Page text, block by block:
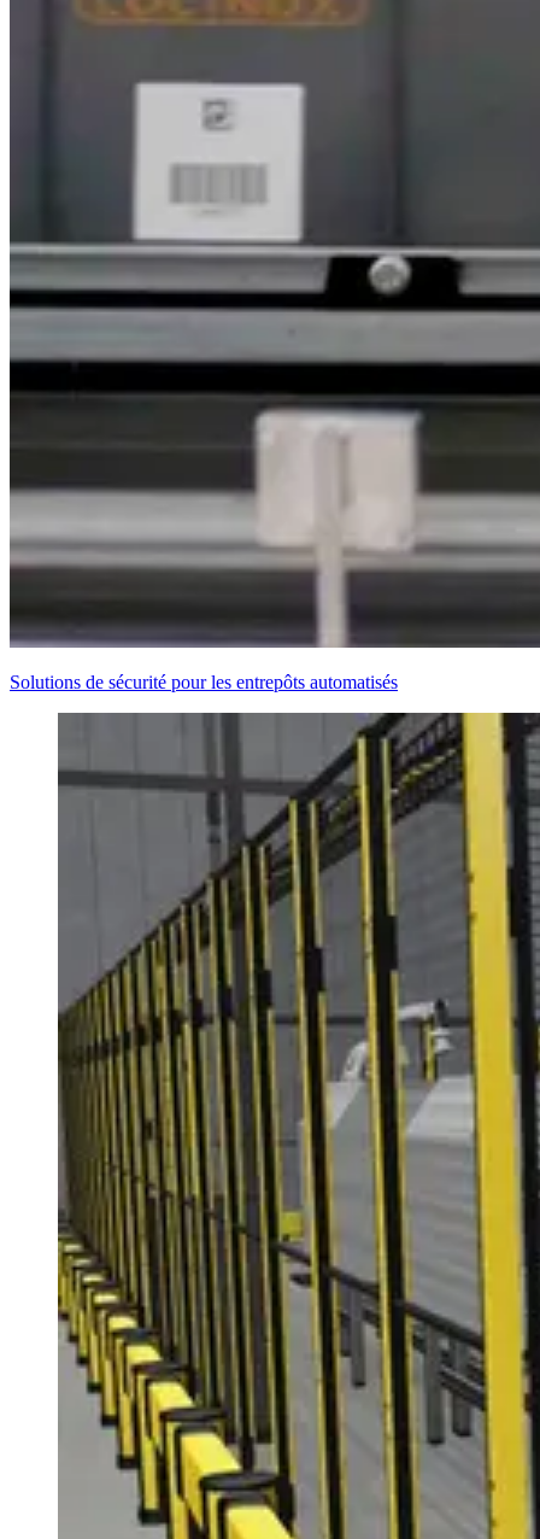
Solutions de sécurité pour les entrepôts automatisés